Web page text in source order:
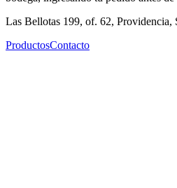
Las Bellotas 199, of. 62, Providencia,
ProductosContacto